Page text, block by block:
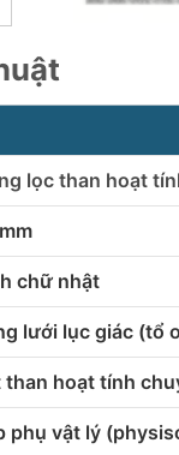
lọc than hoạt
chữ nhật
lưới lục giác (tổ
than hoạt tính
phụ vật lý